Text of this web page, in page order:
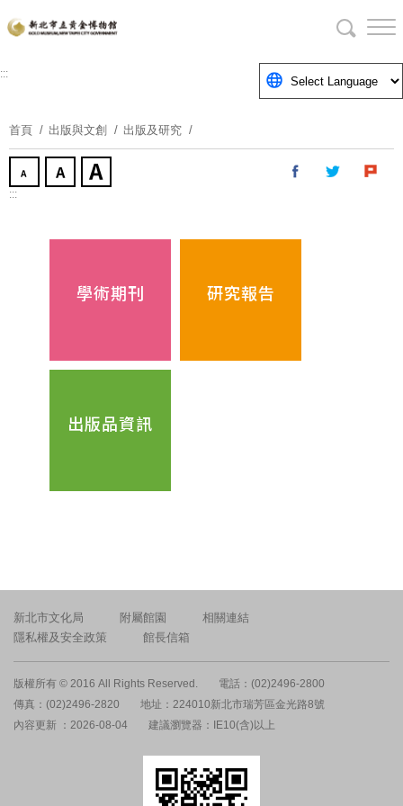
到
要
塊
:::
首頁 出版與文創 出版及研究
:::
學術期刊 研究報告
出版品資訊
新北市文化局 附屬館園
相關連結
隱私權及安全政策
館長信箱
版權所有 © 2016 All Rights Reserved.
電話：(02)2496-2800
傳真：(02)2496-2820
地址：224010新北市瑞芳區金光路8號
內容更新 ：2026-08-04
建議瀏覽器：IE10(含)以上